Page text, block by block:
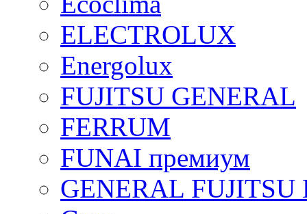
ELECTROLUX
Energolux
FUJITSU GENERAL
FERRUM
FUNAI премиум
GENERAL FUJITSU